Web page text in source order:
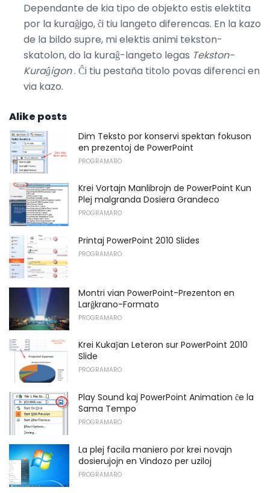
Dependante de kia tipo de objekto estis elektita
por la kuraĝigo, ĉi tiu langeto diferencas. En la kazo
de la bildo supre, mi elektis animi tekston-
skatolon, do la kuraĝ-langeto legas Tekston-
Kuraĝigon. Ĉi tiu pestaña titolo povas diferenci en
via kazo.
Alike posts
Dim Teksto por konservi spektan fokuson
en prezentoj de PowerPoint
PROGRAMARO
Krei Vortajn Manlibrojn de PowerPoint Kun
Plej malgranda Dosiera Grandeco
PROGRAMARO
Printaj PowerPoint 2010 Slides
PROGRAMARO
Montri vian PowerPoint-Prezenton en
Larĝkrano-Formato
PROGRAMARO
Krei Kukaĵan Leteron sur PowerPoint 2010
Slide
PROGRAMARO
Play Sound kaj PowerPoint Animation ĉe la
Sama Tempo
PROGRAMARO
La plej facila maniero por krei novajn
dosierujojn en Vindozo per uziloj
PROGRAMARO